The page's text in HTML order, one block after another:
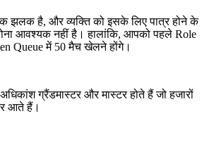
एक झलक है, और व्यक्ति को इसके लिए पात्र होने के
आवश्यक नहीं है। हालांकि, आपको पहले Role
Queue में 50 मैच खेलने होंगे।
ग्रैंडमास्टर और मास्टर होते हैं जो हजारों
आते हैं।